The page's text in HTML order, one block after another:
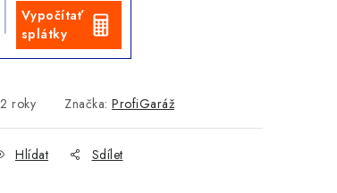
Vypočítať
splátky
2 roky Značka: ProfiGaráž
Hlídat Sdílet